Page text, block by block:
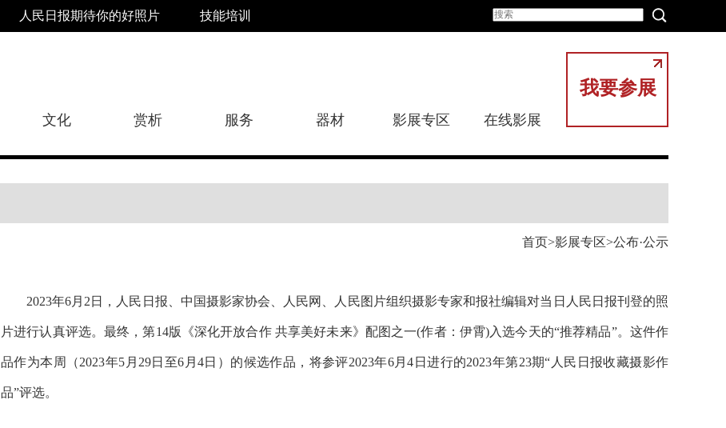
人民日报期待你的好照片 技能培训
我要参展
文化 赏析 服务 器材 影展专区 在线影展
首页 影展专区 公布·公示
2023年6月2日，人民日报、中国摄影家协会、人民网、人民图片组织摄影专家和报社编辑对当日人民日报刊登的照
片进行认真评选。最终，第14版 《深化开放合作 共享美好未来》配图之一(作者： 伊霄)入选今天的“推荐精品”。这件作
品作为本周（2023年5月29日至6月4日）的候选作品，将参评2023年6月4日进行的2023年第23期“人民日报收藏摄影作
品”评选。